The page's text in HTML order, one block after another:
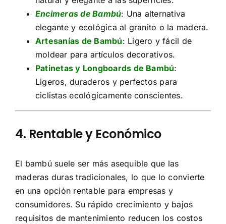
Encimeras de Bambú: Una alternativa
elegante y ecológica al granito o la madera.
Artesanías de Bambú: Ligero y fácil de
moldear para artículos decorativos.
Patinetas y Longboards de Bambú:
Ligeros, duraderos y perfectos para
ciclistas ecológicamente conscientes.
4. Rentable y Económico
El bambú suele ser más asequible que las
maderas duras tradicionales, lo que lo convierte
en una opción rentable para empresas y
consumidores. Su rápido crecimiento y bajos
requisitos de mantenimiento reducen los costos